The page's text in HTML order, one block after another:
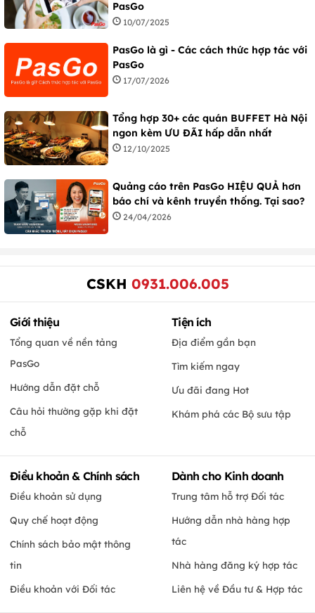
PasGo
10/07/2025
PasGo là gì - Các cách thức hợp tác với
PasGo
17/07/2026
Tổng hợp 30+ các quán BUFFET Hà Nội
ngon kèm ƯU ĐÃI hấp dẫn nhất
12/10/2025
Quảng cáo trên PasGo HIỆU QUẢ hơn
báo chí và kênh truyền thống. Tại sao?
24/04/2026
CSKH 0931.006.005
Giới thiệu
Tổng quan về nền tảng
PasGo
Hướng dẫn đặt chỗ
Câu hỏi thường gặp khi đặt
chỗ
Tiện ích
Địa điểm gần bạn
Tìm kiếm ngay
Ưu đãi đang Hot
Khám phá các Bộ sưu tập
Điều khoản & Chính sách
Điều khoản sử dụng
Quy chế hoạt động
Chính sách bảo mật thông
tin
Điều khoản với Đối tác
Dành cho Kinh doanh
Trung tâm hỗ trợ Đối tác
Hướng dẫn nhà hàng hợp
tác
Nhà hàng đăng ký hợp tác
Liên hệ về Đầu tư & Hợp tác